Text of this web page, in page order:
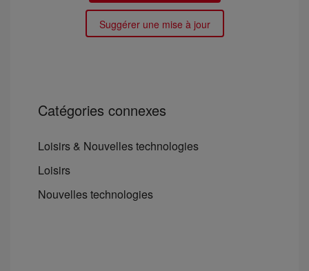
Suggérer une mise à jour
Catégories connexes
Loisirs & Nouvelles technologies
Loisirs
Nouvelles technologies